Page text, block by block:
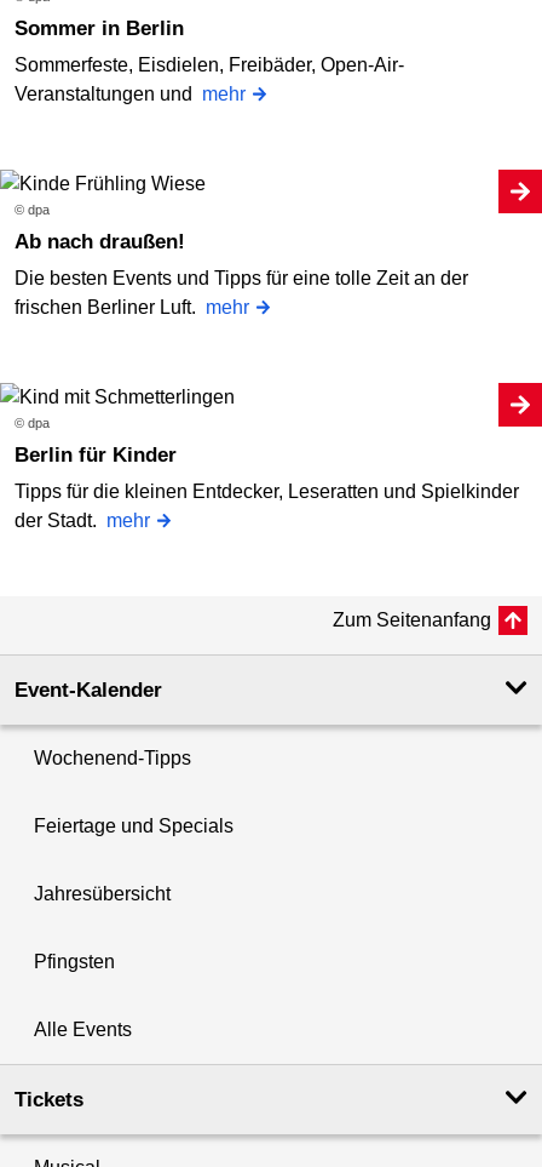
Sommer in Berlin
Sommerfeste, Eisdielen, Freibäder, Open-Air-
Veranstaltungen und mehr
© dpa
Ab nach draußen!
Die besten Events und Tipps für eine tolle Zeit an der
frischen Berliner Luft. mehr
© dpa
Berlin für Kinder
Tipps für die kleinen Entdecker, Leseratten und Spielkinder
der Stadt. mehr
Zum Seitenanfang
Event-Kalender
Wochenend-Tipps
Feiertage und Specials
Jahresübersicht
Pfingsten
Alle Events
Tickets